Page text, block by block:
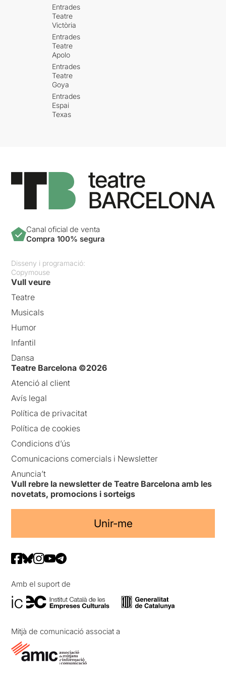
Entrades
Teatre
Victòria
Entrades
Teatre
Apolo
Entrades
Teatre
Goya
Entrades
Espai
Texas
Canal oficial de venta
Compra 100% segura
Disseny i programació:
Copymouse
Vull veure
Teatre
Musicals
Humor
Infantil
Dansa
Teatre Barcelona ©2026
Atenció al client
Avís legal
Política de privacitat
Política de cookies
Condicions d’ús
Comunicacions comercials i Newsletter
Anuncia’t
Vull rebre la newsletter de Teatre Barcelona amb les
novetats, promocions i sorteigs
Unir-me
Amb el suport de
Mitjà de comunicació associat a